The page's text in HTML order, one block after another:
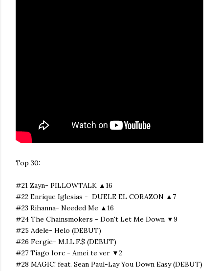
Top 30:
#21 Zayn- PILLOWTALK ▲16
#22 Enrique Iglesias - DUELE EL CORAZON ▲7
#23 Rihanna- Needed Me ▲16
#24 The Chainsmokers - Don't Let Me Down ▼9
#25 Adele- Helo (DEBUT)
#26 Fergie- M.I.L.F.$ (DEBUT)
#27 Tiago Iorc - Amei te ver ▼2
#28 MAGIC! feat. Sean Paul-Lay You Down Easy (DEBUT)